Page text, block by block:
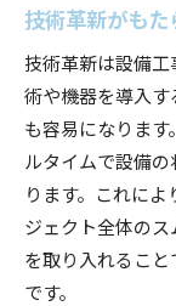
技術革新がも
技術革新は設備
術や機器を導入
も容易になります
ルタイムで設備
ります。これに
ジェクト全体の
を取り入れるこ
です。